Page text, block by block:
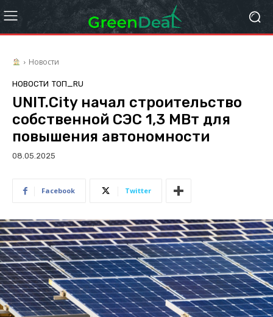
Новости
НОВОСТИ ТОП_RU
UNIT.City начал строительство
собственной СЭС 1,3 МВт для
повышения автономности
08.05.2025
Facebook Twitter